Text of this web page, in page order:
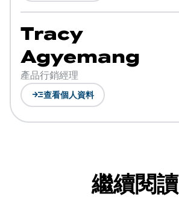
Tracy
Agyemang
產品行銷經理
read_more查看個人資料
繼續閱讀